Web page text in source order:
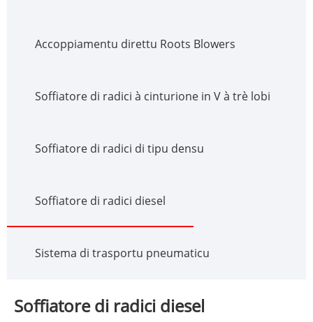
Accoppiamentu direttu Roots Blowers
Soffiatore di radici à cinturione in V à trè lobi
Soffiatore di radici di tipu densu
Soffiatore di radici diesel
Sistema di trasportu pneumaticu
Soffiatore di radici diesel